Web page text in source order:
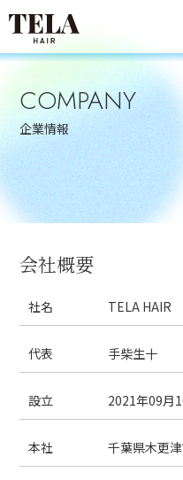
COMPANY
企業情報
会社概要
社名 TELA HAIR
代表 手柴生十
設立 2021年09月
本社 千葉県木更